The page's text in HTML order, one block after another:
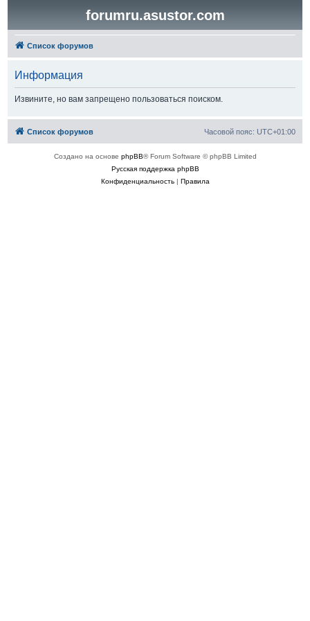
forumru.asustor.com
Список форумов
Информация
Извините, но вам запрещено пользоваться поиском.
Список форумов Часовой пояс: UTC+01:00
Создано на основе phpBB® Forum Software © phpBB Limited
Русская поддержка phpBB
Конфиденциальность| Правила